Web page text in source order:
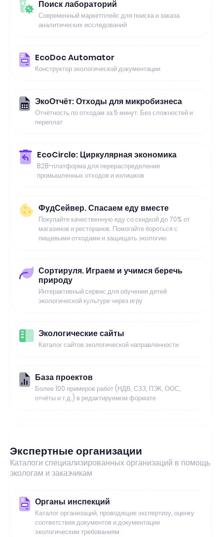
Поиск лабораторий
Современный маркетплейс для поиска и заказа
аналитических исследований
EcoDoc Automator
Конструктор экологической документации
ЭкоОтчёт: Отходы для микробизнеса
Отчётность по отходам за 5 минут. Без сложностей и
переплат
EcoCircle: Циркулярная экономика
B2B-платформа для перераспределения
промышленных отходов и излишков
ФудСейвер. Спасаем еду вместе
Покупайте качественную еду со скидкой до 70% от
магазинов и ресторанов. Помогайте бороться с
пищевыми отходами и защищать экологию
Сортируля. Играем и учимся беречь
природу
Интерактивный сервис для обучения детей
экологической культуре через игру
Экологические сайты
Каталог сайтов экологической направленности
База проектов
Более 100 примеров работ (НДВ, СЗЗ, ПЭК, ООС,
отчёты и т.д.) в редактируемом формате
Экспертные организации
Каталоги специализированных организаций в помощь
экологам и заказчикам
Органы инспекций
Каталог организаций, проводящие экспертизу, оценку
соответствия документов и документации
экологическим требованиям